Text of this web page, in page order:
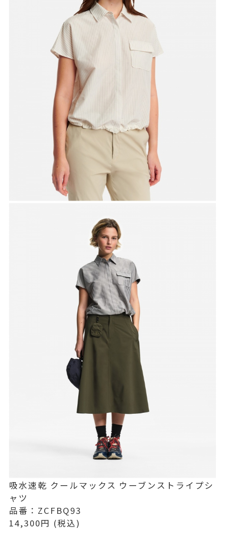
吸水速乾 クールマックス ウーブンストライプシ
ャツ
品番：ZCFBQ93
14,300円 (税込)